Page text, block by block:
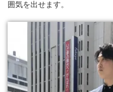
囲気を出せます。